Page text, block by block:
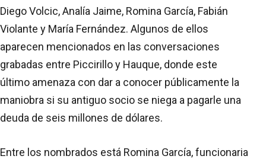
Diego Volcic, Analía Jaime, Romina García, Fabián
Violante y María Fernández. Algunos de ellos
aparecen mencionados en las conversaciones
grabadas entre Piccirillo y Hauque, donde este
último amenaza con dar a conocer públicamente la
maniobra si su antiguo socio se niega a pagarle una
deuda de seis millones de dólares.
Entre los nombrados está Romina García, funcionaria